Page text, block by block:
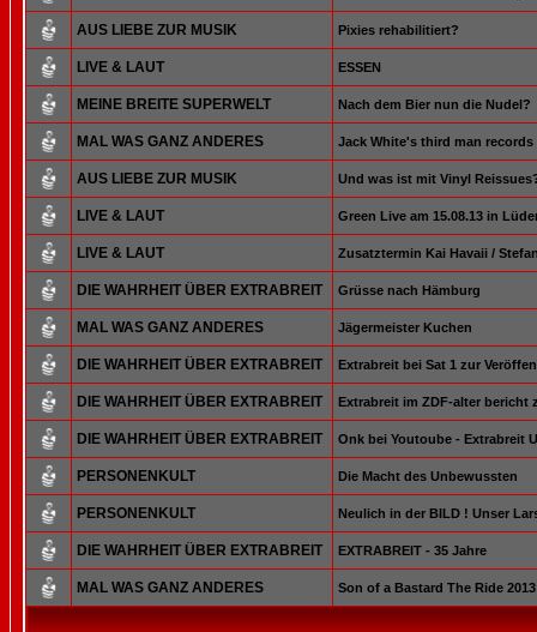
AUS LIEBE ZUR MUSIK Pixies rehabilitiert?
LIVE & LAUT ESSEN
MEINE BREITE SUPERWELT Nach dem Bier nun die Nudel?
MAL WAS GANZ ANDERES Jack White's third man records
AUS LIEBE ZUR MUSIK Und was ist mit Vinyl
LIVE & LAUT Green Live am 15.08.13 in
LIVE & LAUT Zusatztermin Kai Havaii /
DIE WAHRHEIT ÜBER EXTRABREIT Grüsse nach Hämburg
MAL WAS GANZ ANDERES Jägermeister Kuchen
DIE WAHRHEIT ÜBER EXTRABREIT Extrabreit bei Sat 1 zur
DIE WAHRHEIT ÜBER EXTRABREIT Extrabreit im ZDF-alter bericht
DIE WAHRHEIT ÜBER EXTRABREIT Onk bei Youtoube - Extrabreit
PERSONENKULT Die Macht des Unbewussten
PERSONENKULT Neulich in der BILD ! Unser
DIE WAHRHEIT ÜBER EXTRABREIT EXTRABREIT - 35 Jahre
MAL WAS GANZ ANDERES Son of a Bastard The Ride 2013